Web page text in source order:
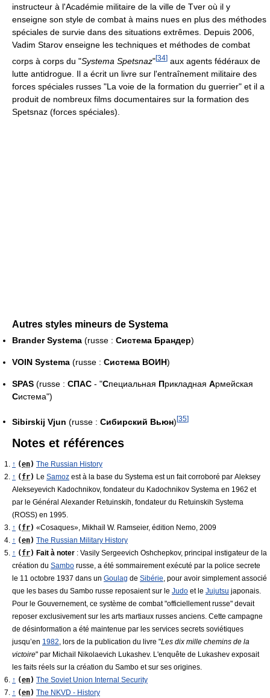
instructeur à l'Académie militaire de la ville de Tver où il y
enseigne son style de combat à mains nues en plus des méthodes
spéciales de survie dans des situations extrêmes. Depuis 2006,
Vadim Starov enseigne les techniques et méthodes de combat
corps à corps du "Systema Spetsnaz"[34] aux agents fédéraux de
lutte antidrogue. Il a écrit un livre sur l'entraînement militaire des
forces spéciales russes "La voie de la formation du guerrier" et il a
produit de nombreux films documentaires sur la formation des
Spetsnaz (forces spéciales).
Autres styles mineurs de Systema
Brander Systema (russe : Система Брандер)
VOIN Systema (russe : Система ВОИН)
SPAS (russe : СПАС - "Специальная Прикладная Армейская
Система")
Sibirskij Vjun (russe : Сибирский Вьюн)[35]
Notes et références
↑ (en) The Russian History
↑ ( fr) Le Samoz est à la base du Systema est un fait corroboré par Aleksey
Alekseyevich Kadochnikov, fondateur du Kadochnikov Systema en 1962 et
par le Général Alexander Retuinskih, fondateur du Retuinskih Systema
(ROSS) en 1995.
↑ ( fr) «Cosaques», Mikhaïl W. Ramseier, édition Nemo, 2009
↑ (en) The Russian Military History
↑ ( fr) Fait à noter : Vasily Sergeevich Oshchepkov, principal instigateur de la
création du Sambo russe, a été sommairement exécuté par la police secrete
le 11 octobre 1937 dans un Goulag de Sibérie, pour avoir simplement associé
que les bases du Sambo russe reposaient sur le Judo et le Jujutsu japonais.
Pour le Gouvernement, ce système de combat "officiellement russe" devait
reposer exclusivement sur les arts martiaux russes anciens. Cette campagne
de désinformation a été maintenue par les services secrets soviétiques
jusqu’en 1982, lors de la publication du livre "Les dix mille chemins de la
victoire" par Michail Nikolaevich Lukashev. L'enquête de Lukashev exposait
les faits réels sur la création du Sambo et sur ses origines.
↑ (en) The Soviet Union Internal Security
↑ (en) The NKVD - History